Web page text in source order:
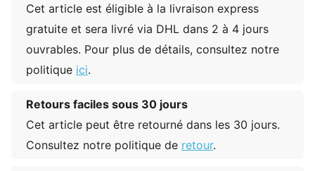
Cet article est éligible à la livraison express
gratuite et sera livré via DHL dans 2 à 4 jours
ouvrables. Pour plus de détails, consultez notre
politique ici.
Retours faciles sous 30 jours
Cet article peut être retourné dans les 30 jours.
Consultez notre politique de retour.